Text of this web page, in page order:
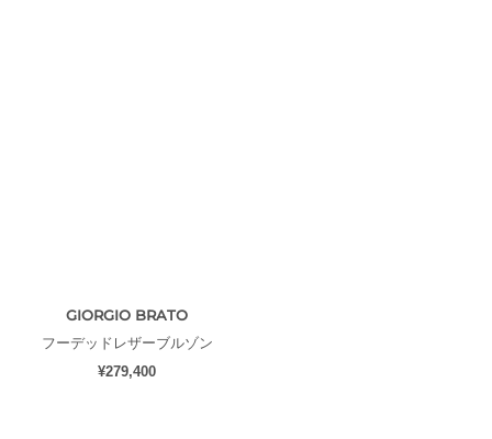
GIORGIO BRATO
フーデッドレザーブルゾン
¥279,400